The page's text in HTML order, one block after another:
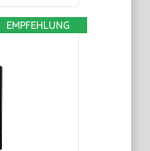
EMPFEHLUNG